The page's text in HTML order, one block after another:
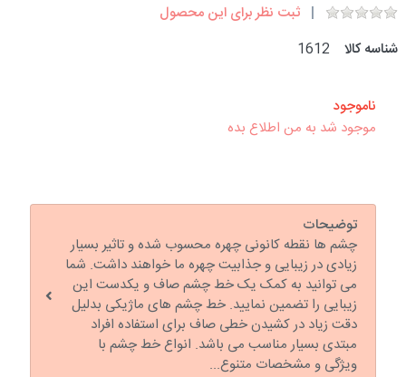
ثبت نظر برای این محصول
شناسه کالا
1612
ناموجود
موجود شد به من اطلاع بده
توضیحات
چشم ها نقطه کانونی چهره محسوب شده و تاثیر بسیار
زیادی در زیبایی و جذابیت چهره ما خواهند داشت. شما
می توانید به کمک یک خط چشم صاف و یکدست این
زیبایی را تضمین نمایید. خط چشم های ماژیکی بدلیل
دقت زیاد در کشیدن خطی صاف برای استفاده افراد
مبتدی بسیار مناسب می باشد. انواع خط چشم با
ویژگی و مشخصات متنوع...